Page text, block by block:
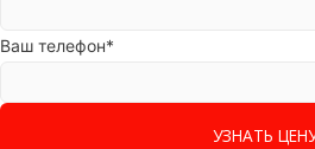
Ваш телефон*